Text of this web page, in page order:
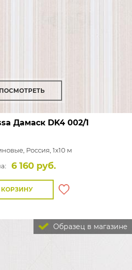
ПОСМОТРЕТЬ
ДамаскDK4 002/1
Россия, 1x10 м
6 160 руб.
КОРЗИНУ
Образец в магазине